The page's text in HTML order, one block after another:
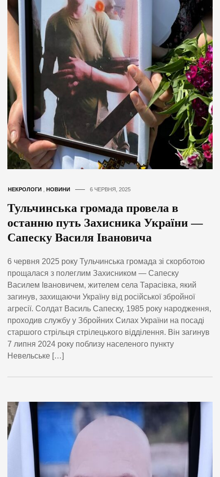
НЕКРОЛОГИ НОВИНИ 6 ЧЕРВНЯ, 2025
Тульчинська громада провела в
останню путь Захисника України —
Сапеску Василя Івановича
6 червня 2025 року Тульчинська громада зі скорботою
прощалася з полеглим Захисником — Сапеску
Василем Івановичем, жителем села Тарасівка, який
загинув, захищаючи Україну від російської збройної
агресії. Солдат Василь Сапеску, 1985 року народження,
проходив службу у Збройних Силах України на посаді
старшого стрільця стрілецького відділення. Він загинув
7 липня 2024 року поблизу населеного пункту
Невельське […]